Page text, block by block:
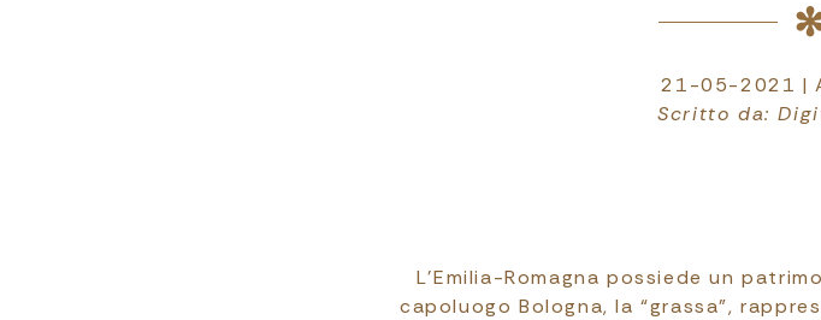
21-05-2021 |
Scritto da:
L’Emilia-Romagna possiede un
capoluogo Bologna, la “grassa”,